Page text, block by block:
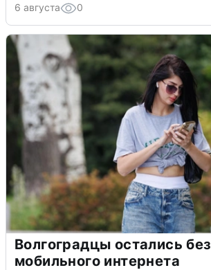
6 августа 0
Волгоградцы остались без
мобильного интернета